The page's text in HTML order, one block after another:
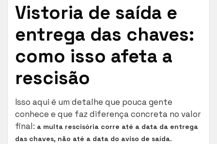
Vistoria de saída e
entrega das chaves:
como isso afeta a
rescisão
Isso aqui é um detalhe que pouca gente
conhece e que faz diferença concreta no valor
final: a multa rescisória corre até a data da entrega
das chaves, não até a data do aviso de saída.